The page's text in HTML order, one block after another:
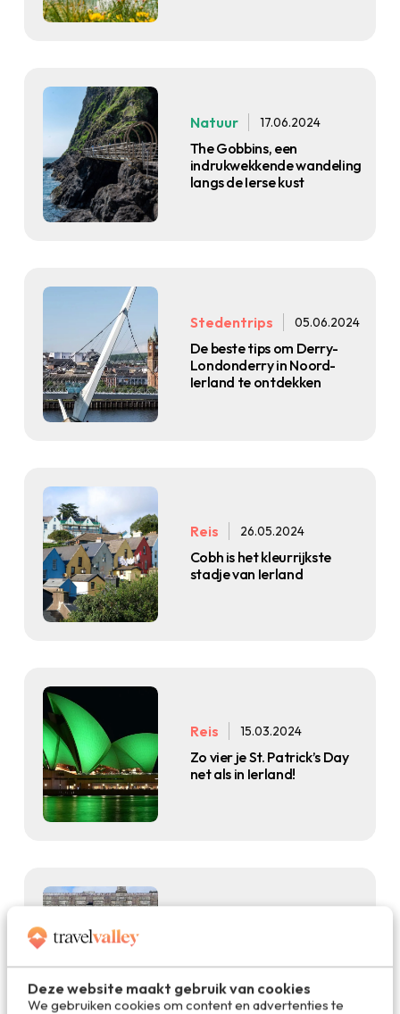
Deze website maakt gebruik van cookies
We gebruiken cookies om content en advertenties te
Natuur 17.06.2024
The Gobbins, een
indrukwekkende wandeling
langs de Ierse kust
Stedentrips 05.06.2024
De beste tips om Derry-
Londonderry in Noord-
Ierland te ontdekken
Reis 26.05.2024
Cobh is het kleurrijkste
stadje van Ierland
Reis 15.03.2024
Zo vier je St. Patrick’s Day
net als in Ierland!
leukste dingen om te doen